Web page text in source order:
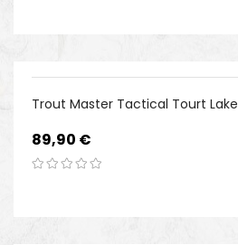
Trout Master Tactical Tourt Lake
Preis
89,90 €